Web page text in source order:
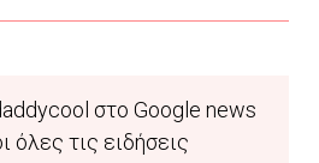
στο Google news
όλες τις ειδήσεις